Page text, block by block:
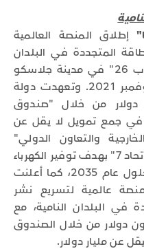
إطلاق المنصة العالمية
المتجددة في البلدان
النامية، على هامش مؤتمر "كوب 26" في مدينة جلاسكو
بالمملكة المتحدة خلال شهر نوفمبر 2021. وتعهدت دولة
400 مليون دولار من خلال "صندوق
في جمع تمويل لا يقل عن
والتعاون الدولي"
الإماراتية، العام الماضي مبادرة "اتحاد 7" بهدف توفير الكهرباء
النظيفة لـ100 مليون شخص بحلول عام 2035، كما أعلنت
عالمية لتسريع نشر
في البلدان النامية، مع
بتقديم 400 مليون دولار من خلال الصندوق
عن مليار دولار.